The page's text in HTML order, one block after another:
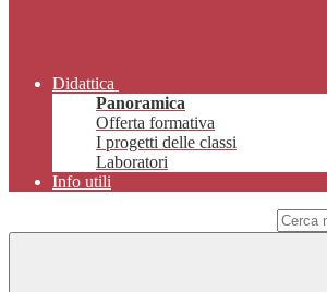
Didattica
Panoramica
Offerta formativa
I progetti delle classi
Laboratori
Info utili